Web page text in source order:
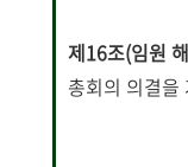
제16조(임원
총회의 의결을